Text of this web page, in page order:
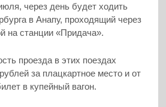
через день будет ходить
в Анапу, проходящий через
на станции «Придача».
проезда в этих поездах
за плацкартное место и от
в купейный вагон.